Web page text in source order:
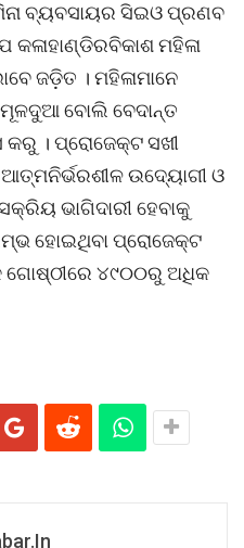
ବ୍ୟବସାୟର ସିଇଓ ପ୍ରଣବ
କଳାହାଣ୍ଡିରବିକାଶ ମହିଳା
ଜଡ଼ିତ । ମହିଳାମାନେ
ବୋଲି ବେଦାନ୍ତ
। ପ୍ରୋଜେକ୍ଟ ସଖୀ
ଉଦ୍ୟୋଗୀ ଓ
ଭାଗିଦାରୀ ହେବାକୁ
ହୋଇଥିବା ପ୍ରୋଜେକ୍ଟ
ଗୋଷ୍ଠୀରେ ୪୯୦୦ରୁ ଅଧିକ